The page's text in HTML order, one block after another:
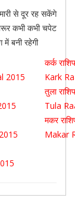
से दूर रह सकेंगे
कभी कभी चपेट
बनी रहेगी
कर्क
2015
Kark
तुला
Tula
मकर
Makar